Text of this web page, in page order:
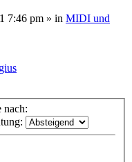
7:46 pm » in MIDI und
nach: